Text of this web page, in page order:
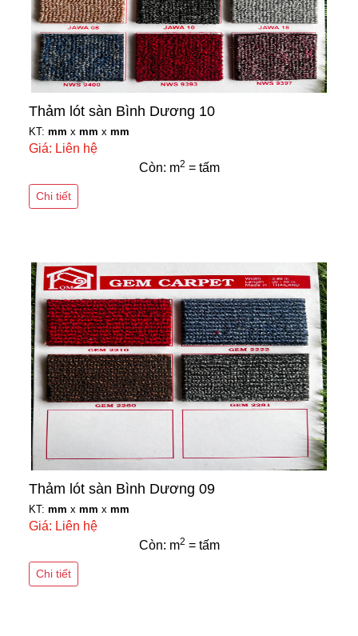
Thảm lót sàn Bình Dương 10
KT: mm x mm x mm
Giá: Liên hệ
Còn: m2 = tấm
Chi tiết
Thảm lót sàn Bình Dương 09
KT: mm x mm x mm
Giá: Liên hệ
Còn: m2 = tấm
Chi tiết